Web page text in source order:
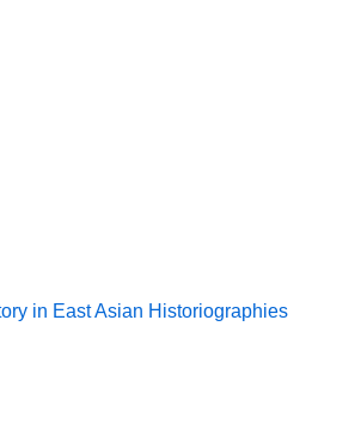
in East Asian Historiographies